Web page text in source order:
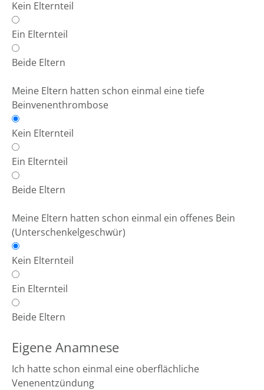
Kein Elternteil
Ein Elternteil
Beide Eltern
Meine Eltern hatten schon einmal eine tiefe
Beinvenenthrombose
Kein Elternteil
Ein Elternteil
Beide Eltern
Meine Eltern hatten schon einmal ein offenes Bein
(Unterschenkelgeschwür)
Kein Elternteil
Ein Elternteil
Beide Eltern
Eigene Anamnese
Ich hatte schon einmal eine oberflächliche
Venenentzündung